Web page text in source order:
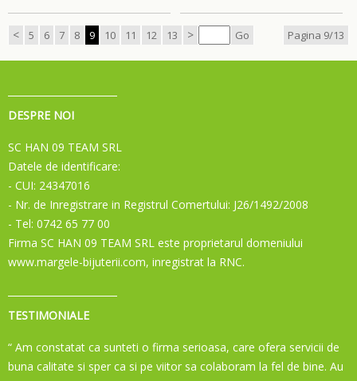
< 5 6 7 8 9 10 11 12 13 > Go Pagina 9/13
DESPRE NOI
SC HAN 09 TEAM SRL
Datele de identificare:
- CUI: 24347016
- Nr. de Inregistrare in Registrul Comertului: J26/1492/2008
- Tel: 0742 65 77 00
Firma SC HAN 09 TEAM SRL este proprietarul domeniului
www.margele-bijuterii.com, inregistrat la RNC.
TESTIMONIALE
“ Am constatat ca sunteti o firma serioasa, care ofera servicii de
buna calitate si sper ca si pe viitor sa colaboram la fel de bine. Au